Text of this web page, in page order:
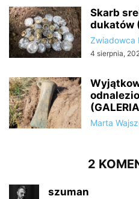
Skarb
dukatów
Zwiadowca
4 sierpnia,
Marta
2
szuman